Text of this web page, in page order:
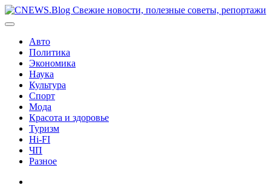
Перейти
к
Авто
Политика
Экономика
Наука
Культура
Спорт
Мода
Красота и здоровье
Туризм
Hi-FI
ЧП
Разное